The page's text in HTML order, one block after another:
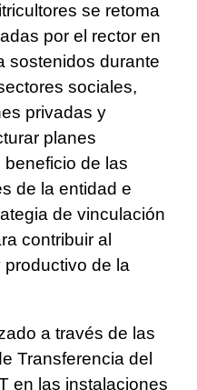
se retoma
por el rector en
sostenidos durante
sociales,
privadas y
planes
de las
de la entidad e
de vinculación
contribuir al
de la
a través de las
Transferencia del
en las instalaciones